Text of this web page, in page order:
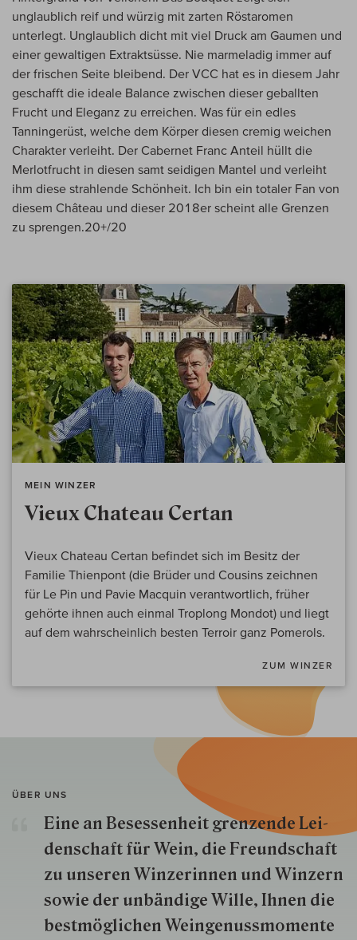
unglaublich reif und würzig mit zarten Röstaromen
unterlegt. Unglaublich dicht mit viel Druck am Gaumen und
einer gewaltigen Extraktsüsse. Nie marmeladig immer auf
der frischen Seite bleibend. Der VCC hat es in diesem Jahr
geschafft die ideale Balance zwischen dieser geballten
Frucht und Eleganz zu erreichen. Was für ein edles
Tanningerüst, welche dem Körper diesen cremig weichen
Charakter verleiht. Der Cabernet Franc Anteil hüllt die
Merlotfrucht in diesen samt seidigen Mantel und verleiht
ihm diese strahlende Schönheit. Ich bin ein totaler Fan von
diesem Château und dieser 2018er scheint alle Grenzen
zu sprengen.20+/20
MEIN WINZER
Vieux Chateau Certan
Vieux Chateau Certan befindet sich im Besitz der
Familie Thienpont (die Brüder und Cousins zeichnen
für Le Pin und Pavie Macquin verantwortlich, früher
gehörte ihnen auch einmal Troplong Mondot) und liegt
auf dem wahrscheinlich besten Terroir ganz Pomerols.
ZUM WINZER
ÜBER UNS
Eine an Besessenheit gren­zende Lei­
den­schaft für Wein, die Freund­schaft
zu unseren Win­zer­innen und Win­zern
so­wie der un­bän­dige Wille, Ihnen die
best­mög­lich­en Wein­genuss­momente